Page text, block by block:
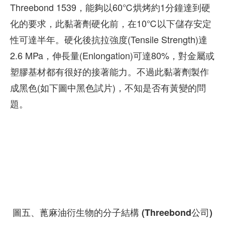
Threebond 1539，能夠以60℃烘烤約1分鐘達到硬
化的要求，此黏著劑硬化前，在10℃以下儲存安定
性可達半年。硬化後抗拉強度(Tensile Strength)達
2.6 MPa，伸長量(Enlongation)可達80%，對金屬或
塑膠基材都有很好的接著能力。不過此黏著劑製作
成黑色(如下圖中黑色試片)，不知是否有黃變的問
題。
圖五、蓖麻油衍生物的分子結構 (Threebond公司)